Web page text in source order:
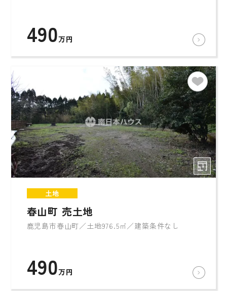
490万円
土地
春山町 売土地
鹿児島市春山町／土地976.5㎡／建築条件なし
490万円